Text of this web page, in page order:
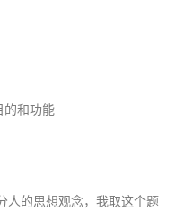
的和功能
人的思想观念，我取这个题